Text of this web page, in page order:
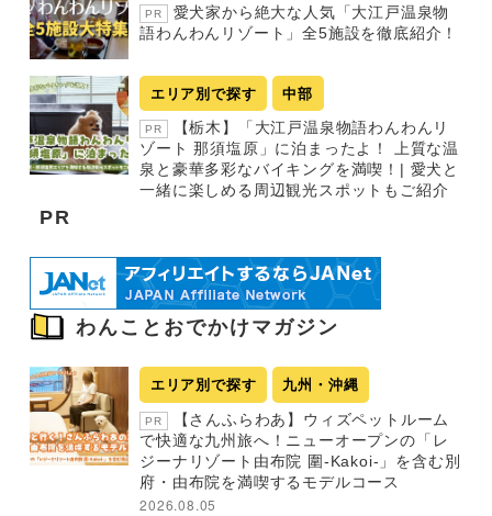
PR
愛犬家から絶大な人気「大江戸温泉物
語わんわんリゾート」全5施設を徹底紹介！
エリア別で探す 中部
PR
【栃木】「大江戸温泉物語わんわんリ
ゾート 那須塩原」に泊まったよ！ 上質な温
泉と豪華多彩なバイキングを満喫！| 愛犬と
一緒に楽しめる周辺観光スポットもご紹介
PR
わんことおでかけマガジン
エリア別で探す 九州・沖縄
PR
【さんふらわあ】ウィズペットルーム
で快適な九州旅へ！ニューオープンの「レ
ジーナリゾート由布院 圍-Kakoi-」を含む別
府・由布院を満喫するモデルコース
2026.08.05